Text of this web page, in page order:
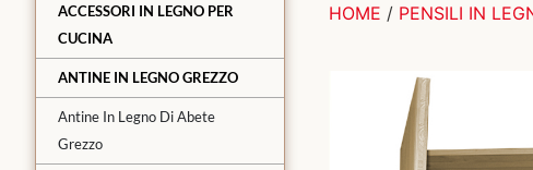
ACCESSORI IN LEGNO PER
CUCINA
ANTINE IN LEGNO GREZZO
Antine In Legno Di Abete
Grezzo
HOME / PENSILI IN